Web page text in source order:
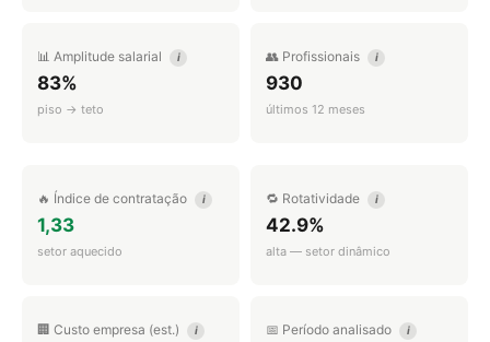
📊 Amplitude salarial i
83%
piso → teto
👥 Profissionais i
930
últimos 12 meses
🔥 Índice de contratação i
1,33
setor aquecido
🔁 Rotatividade i
42.9%
alta — setor dinâmico
🏢 Custo empresa (est.) i 📅 Período analisado i